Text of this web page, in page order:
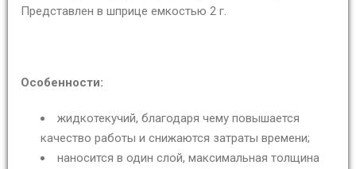
Представлен в шприце емкостью 2 г.
Особенности:
жидкотекучий, благодаря чему повышается
качество работы и снижаются затраты времени;
наносится в один слой, максимальная толщина